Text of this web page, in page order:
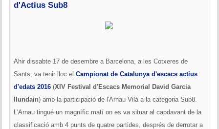
d'Actius Sub8
Ahir dissabte 17 de desembre a Barcelona, a les Cotxeres de
Sants, va tenir lloc el Campionat de Catalunya d'escacs actius
d'edats 2016 (XIV Festival d'Escacs Memorial David Garcia
Ilundain) amb la participació de l'Arnau Vilà a la categoria Sub8.
L'Arnau tingué un magnífic matí on es va situar al capdavant de la
classificació amb 4 punts de quatre partides, després de derrotar a